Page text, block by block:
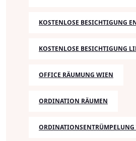
KOSTENLOSE BESICHTIGUNG
KOSTENLOSE BESICHTIGUNG
OFFICE RÄUMUNG WIEN
ORDINATION RÄUMEN